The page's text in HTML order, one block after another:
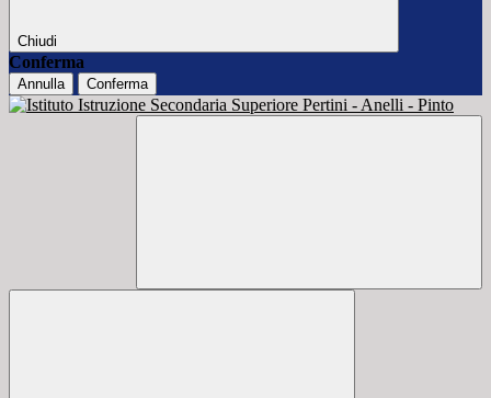
Chiudi
Conferma
Annulla Conferma